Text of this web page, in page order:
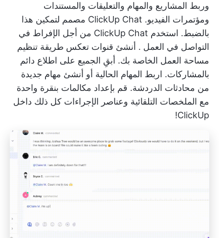
وربط المشاريع والمهام والتعليقات والمستندات
ومؤتمرات الفيديو. ClickUp Chat مصمم لتمكين هذا
بالضبط. استخدم ClickUp Chat من أجل
الإفراط في
التواصل في العمل . أنشئ قنوات تعكس طريقة تنظيم
مساحة العمل الخاصة بك. أبقِ الجميع على اطلاع دائم
بالمشاركات. اربط المهام الحالية أو أنشئ مهام جديدة
من محادثات الدردشة. قم بإعداد مكالمات بنقرة واحدة
مع الملخصات التلقائية وعناصر الإجراءات كل ذلك داخل
ClickUp!